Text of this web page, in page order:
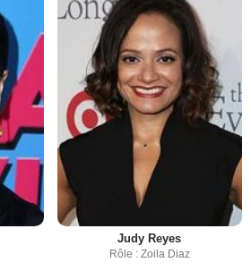
Judy Reyes
Rôle : Zoila Diaz